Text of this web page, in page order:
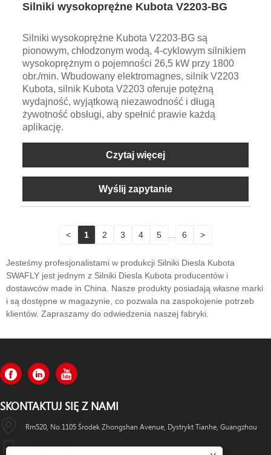
Silniki wysokoprężne Kubota V2203-BG
Silniki wysokoprężne Kubota V2203-BG są
pionowym, chłodzonym wodą, 4-cyklowym silnikiem
wysokoprężnym o pojemności 26,5 kW przy 1800
obr./min. Wbudowany elektromagnes, silnik V2203
Kubota, silnik Kubota V2203 oferuje potężną
wydajność, wyjątkową niezawodność i długą
żywotność obsługi, aby spełnić prawie każdą
aplikację.
Czytaj więcej
Wyślij zapytanie
< 1 2 3 4 5 6 >
Jesteśmy profesjonalistami w produkcji Silniki Diesla Kubota
SWAFLY jest jednym z Silniki Diesla Kubota producentów i
dostawców made in China. Nasze produkty posiadają własne marki
i są dostępne w magazynie, co pozwala na zaspokojenie potrzeb
klientów. Zapraszamy do odwiedzenia naszej fabryki.
SKONTAKTUJ SIĘ Z NAMI
Rm520, No.1105 Środek Zhongshan Avenue, Dystrykt Tianhe, Guangzhou
+86-13501533176